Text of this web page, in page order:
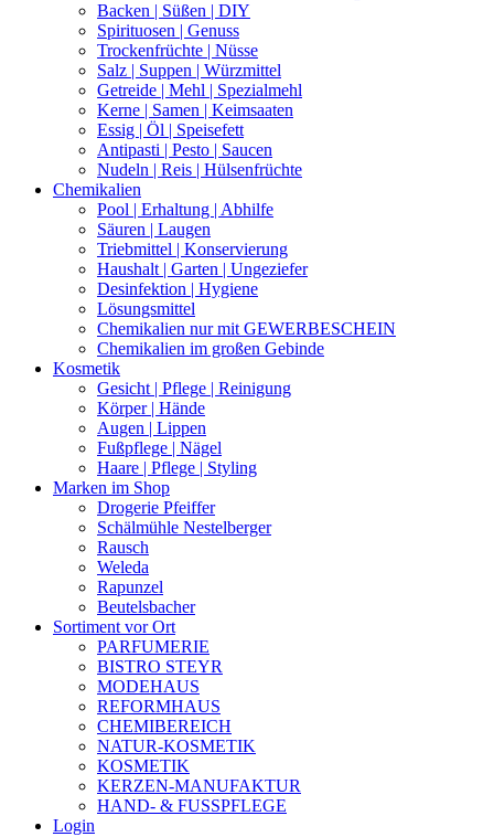
Backen | Süßen | DIY
Spirituosen | Genuss
Trockenfrüchte | Nüsse
Salz | Suppen | Würzmittel
Getreide | Mehl | Spezialmehl
Kerne | Samen | Keimsaaten
Essig | Öl | Speisefett
Antipasti | Pesto | Saucen
Nudeln | Reis | Hülsenfrüchte
Chemikalien
Pool | Erhaltung | Abhilfe
Säuren | Laugen
Triebmittel | Konservierung
Haushalt | Garten | Ungeziefer
Desinfektion | Hygiene
Lösungsmittel
Chemikalien nur mit GEWERBESCHEIN
Chemikalien im großen Gebinde
Kosmetik
Gesicht | Pflege | Reinigung
Körper | Hände
Augen | Lippen
Fußpflege | Nägel
Haare | Pflege | Styling
Marken im Shop
Drogerie Pfeiffer
Schälmühle Nestelberger
Rausch
Weleda
Rapunzel
Beutelsbacher
Sortiment vor Ort
PARFUMERIE
BISTRO STEYR
MODEHAUS
REFORMHAUS
CHEMIBEREICH
NATUR-KOSMETIK
KOSMETIK
KERZEN-MANUFAKTUR
HAND- & FUSSPFLEGE
Login